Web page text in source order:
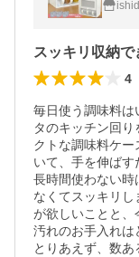
スッキリ収納で
4
毎日使う調味料
タのキッチン回
クトな調味料ケ
いて、手を伸ばす
長時間使わない時
なくてスッキリし
が欲しいことと、
汚れのお手入れは
とりあえず、数